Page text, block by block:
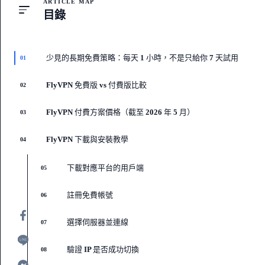
目錄
01 少見的長期免費策略：每天 1 小時，不是只給你 7 天試用
02 FlyVPN 免費版 vs 付費版比較
03 FlyVPN 付費方案價格（截至 2026 年 5 月）
04 FlyVPN 下載與安裝教學
05 下載對應平台的用戶端
06 註冊免費帳號
07 選擇伺服器並連線
08 驗證 IP 是否成功切換